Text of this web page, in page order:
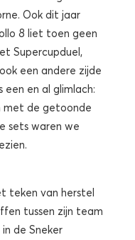
Ook dit jaar
8 liet toen geen
Supercupduel,
een andere zijde
een en al glimlach:
met de getoonde
sets waren we
teken van herstel
tussen zijn team
de Sneker